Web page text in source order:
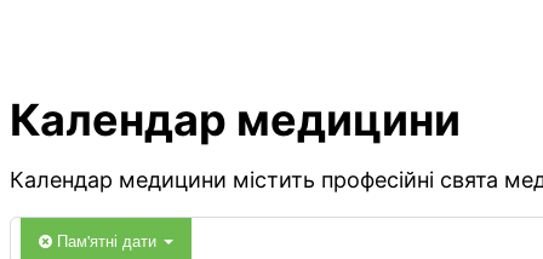
Календар медицини
Календар медицини містить професійні свята
Пам'ятні дати